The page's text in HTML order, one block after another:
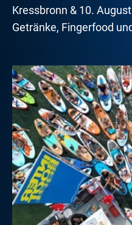
Kressbronn & 10.
Getränke, Fingerfood